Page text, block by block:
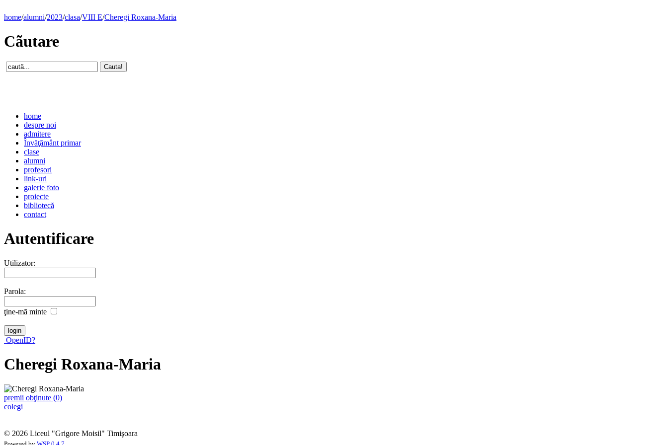
home/alumni/2023/clasa/VIII E/Cheregi Roxana-Maria
Cãutare
home
despre noi
admitere
Învăţământ primar
clase
alumni
profesori
link-uri
galerie foto
proiecte
bibliotecă
contact
Autentificare
Utilizator:
Parola:
ţine-mã minte
OpenID?
Cheregi Roxana-Maria
premii obţinute (0)
colegi
© 2026 Liceul "Grigore Moisil" Timişoara